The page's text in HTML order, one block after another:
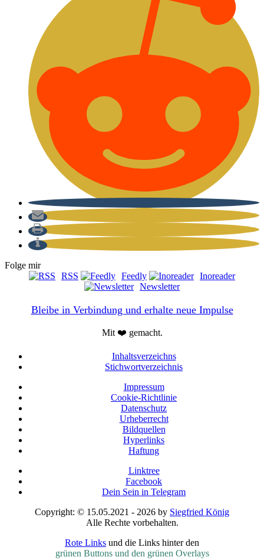
Folge mir
RSS
Feedly
Inoreader
Newsletter
Bleibe in Verbindung und erhalte neue Impulse
Mit ❤️ gemacht.
Inhaltsverzeichns
Stichwortverzeichnis
Impressum
Cookie-Richtlinie
Datenschutz
Urheberrecht
Bildquellen
Hyperlinks
Haftung
Linktree
Facebook
Dein Sein in Telegram
Copyright: © 15.05.2021 - 2026 by Siegfried König
Alle Rechte vorbehalten.
Rote Links und die Links hinter den
grünen Buttons und den grünen Overlays